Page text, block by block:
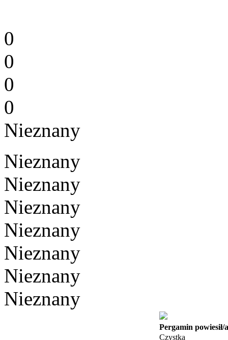
0
0
0
0
Nieznany
Nieznany
Nieznany
Nieznany
Nieznany
Nieznany
Nieznany
Nieznany
Pergamin powiesił/
Czystka